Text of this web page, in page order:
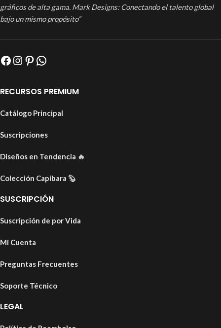
gráficos de alta gama. Mark Designs: Conectando el talento global
bajo un mismo propósito”
RECURSOS PREMIUM
Catálogo Principal
Suscripciones
Diseños en Tendencia 🔥
Colección Capibara 🦫
SUSCRIPCIÓN
Suscripción de por Vida
Mi Cuenta
Preguntas Frecuentes
Soporte Técnico
LEGAL